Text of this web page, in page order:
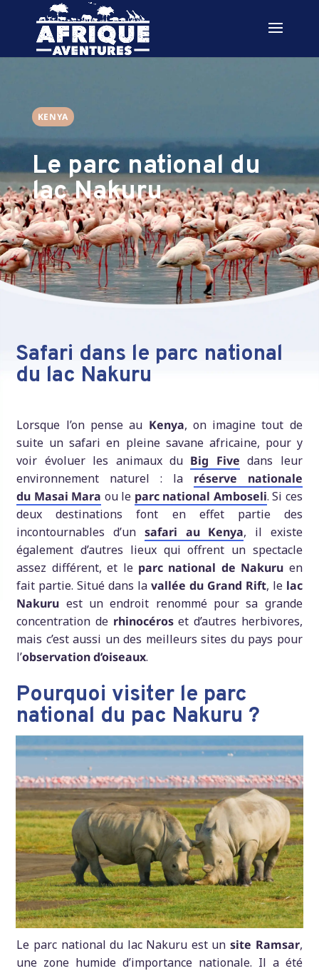
KENYA
Le parc national du
lac Nakuru
Safari dans le parc national
du lac Nakuru
Lorsque l’on pense au Kenya, on imagine tout de
suite un safari en pleine savane africaine, pour y
voir évoluer les animaux du Big Five dans leur
environnement naturel : la réserve nationale
du Masai Mara ou le parc national Amboseli. Si ces
deux destinations font en effet partie des
incontournables d’un safari au Kenya, il existe
également d’autres lieux qui offrent un spectacle
assez différent, et le parc national de Nakuru en
fait partie. Situé dans la vallée du Grand Rift, le lac
Nakuru est un endroit renommé pour sa grande
concentration de rhinocéroset d’autres herbivores,
mais c’est aussi un des meilleurs sites du pays pour
l’observation d’oiseaux.
Pourquoi visiter le parc
national du pac Nakuru ?
Le parc national du lac Nakuru est unsite Ramsar,
une zone humide d’importance nationale. Il a été